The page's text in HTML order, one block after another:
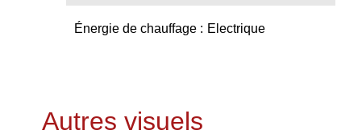
Énergie de chauffage Electrique
Autres visuels